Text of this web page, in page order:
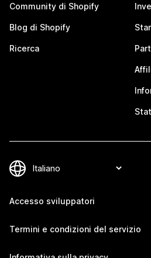
Community di Shopify
Blog di Shopify
Ricerca
Accesso sviluppatori
Termini e condizioni del servizio